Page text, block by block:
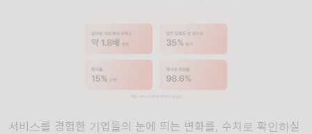
서비스를 경험한 기업들의 눈에 띄는 변화를, 수치로 확인하실